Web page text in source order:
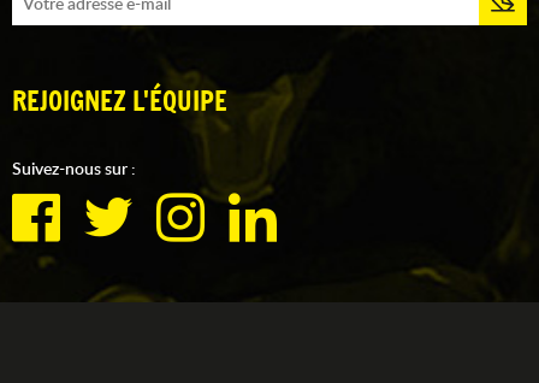
REJOIGNEZ L'ÉQUIPE
Suivez-nous sur :